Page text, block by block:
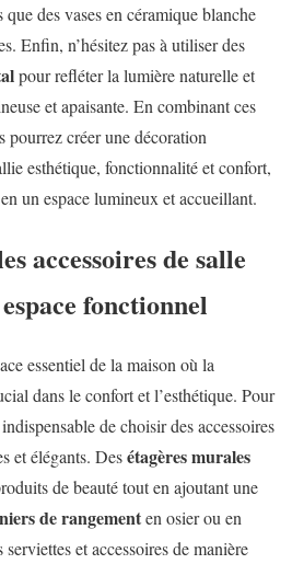
des vases en céramique blanche
Enfin, n’hésitez pas à utiliser des
pour refléter la lumière naturelle et
et apaisante. En combinant ces
pourrez créer une décoration
esthétique, fonctionnalité et confort,
un espace lumineux et accueillant.
accessoires de salle
fonctionnel
essentiel de la maison où la
dans le confort et l’esthétique. Pour
de choisir des accessoires
et élégants. Desétagères murales
de beauté tout en ajoutant une
de rangementen osier ou en
et accessoires de manière